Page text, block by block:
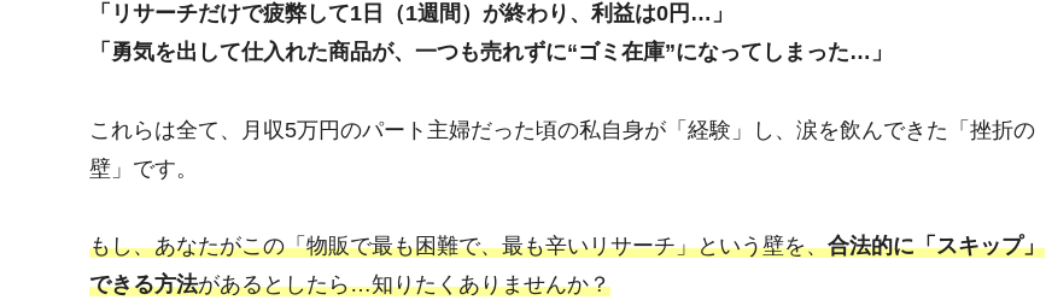
「リサーチだけで疲弊して1日（1週間）が終わり、利益は0円…」
「勇気を出して仕入れた商品が、一つも売れずに“ゴミ在庫”になってしまった…」
これらは全て、月収5万円のパート主婦だった頃の私自身が「経験」し、涙を飲んできた「挫折の
壁」です。
もし、あなたがこの「物販で最も困難で、最も辛いリサーチ」という壁を、合法的に「スキップ」
できる方法があるとしたら…知りたくありませんか？